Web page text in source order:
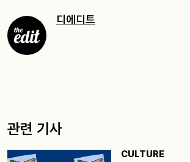
디에디트
관련 기사
CULTURE